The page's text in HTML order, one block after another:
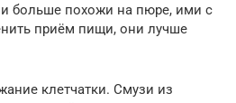
больше похожи на пюре, ими с
приём пищи, они лучше
клетчатки. Смузи из